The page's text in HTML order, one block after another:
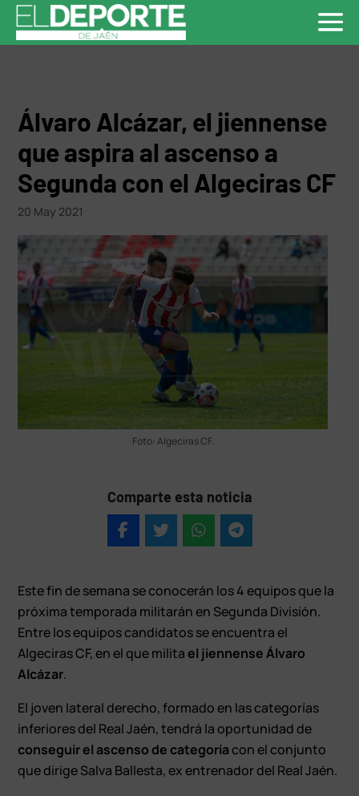
Álvaro Alcázar, el jiennense
que aspira al ascenso a
Segunda con el Algeciras CF
20 May 2021
Foto: Algeciras CF.
Comparte esta noticia
Este fin de semana se conocerán los 4 equipos que la
próxima temporada militarán en Segunda División.
Entre los equipos candidatos se encuentra el
Algeciras CF, en el que militael jiennense Álvaro
Alcázar.
El joven lateral derecho, formado en las categorías
inferiores del Real Jaén, tendrá la oportunidad de
conseguir el ascenso de categoríacon el conjunto
que dirige Salva Ballesta, ex entrenador del Real Jaén.